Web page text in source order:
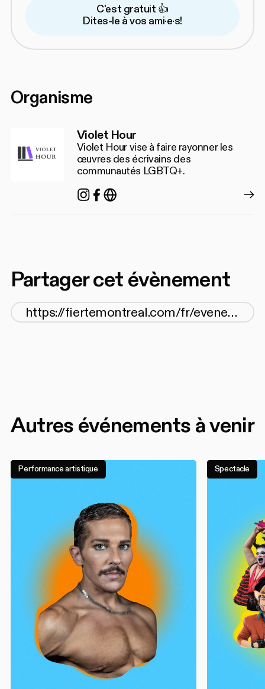
C'est gratuit 👍
Dites-le à vos ami·e·s!
Organisme
Violet Hour
Violet Hour vise à faire rayonner les
œuvres des écrivains des
communautés LGBTQ+.
Instagram
Facebook
https://
Partager cet évènement
Autres événements à venir
Performance artistique Spectacle